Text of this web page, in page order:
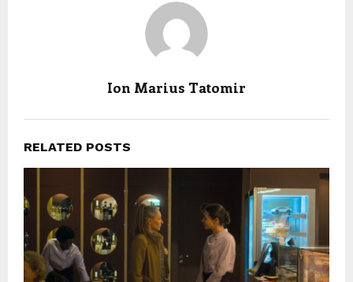
Ion Marius Tatomir
RELATED POSTS